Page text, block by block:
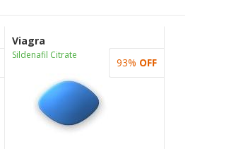
Viagra
Sildenafil Citrate
93% OFF